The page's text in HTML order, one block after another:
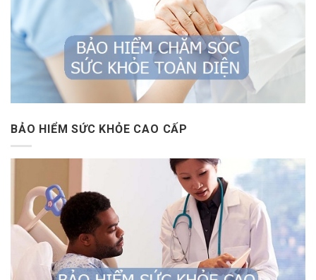
BẢO HIỂM SỨC KHỎE CAO CẤP